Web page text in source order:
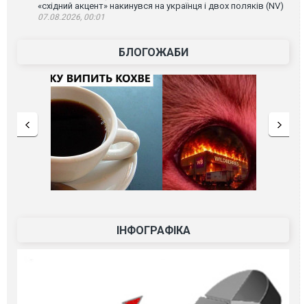
«східний акцент» накинувся на українця і двох поляків (NV)
07.08.2026, 00:01
БЛОГОЖАБИ
ІНФОГРАФІКА